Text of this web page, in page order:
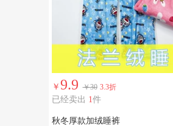
￥ 9.9 ￥30 3.3折
已经卖出 1件
秋冬厚款加绒睡裤